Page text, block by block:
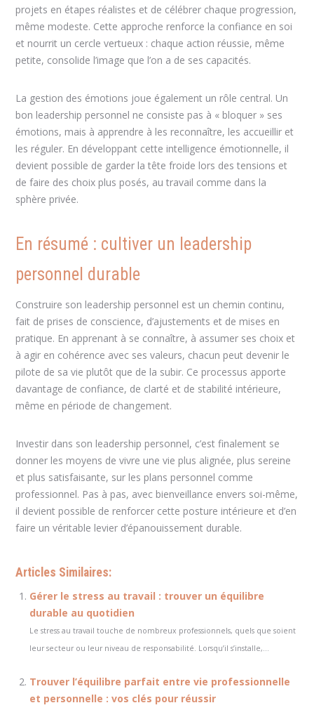
projets en étapes réalistes et de célébrer chaque progression,
même modeste. Cette approche renforce la confiance en soi
et nourrit un cercle vertueux : chaque action réussie, même
petite, consolide l’image que l’on a de ses capacités.
La gestion des émotions joue également un rôle central. Un
bon leadership personnel ne consiste pas à « bloquer » ses
émotions, mais à apprendre à les reconnaître, les accueillir et
les réguler. En développant cette intelligence émotionnelle, il
devient possible de garder la tête froide lors des tensions et
de faire des choix plus posés, au travail comme dans la
sphère privée.
En résumé : cultiver un leadership
personnel durable
Construire son leadership personnel est un chemin continu,
fait de prises de conscience, d’ajustements et de mises en
pratique. En apprenant à se connaître, à assumer ses choix et
à agir en cohérence avec ses valeurs, chacun peut devenir le
pilote de sa vie plutôt que de la subir. Ce processus apporte
davantage de confiance, de clarté et de stabilité intérieure,
même en période de changement.
Investir dans son leadership personnel, c’est finalement se
donner les moyens de vivre une vie plus alignée, plus sereine
et plus satisfaisante, sur les plans personnel comme
professionnel. Pas à pas, avec bienveillance envers soi-même,
il devient possible de renforcer cette posture intérieure et d’en
faire un véritable levier d’épanouissement durable.
Articles Similaires:
Gérer le stress au travail : trouver un équilibre
durable au quotidien
Le stress au travail touche de nombreux professionnels, quels que soient
leur secteur ou leur niveau de responsabilité. Lorsqu’il s’installe,...
Trouver l’équilibre parfait entre vie professionnelle
et personnelle : vos clés pour réussir